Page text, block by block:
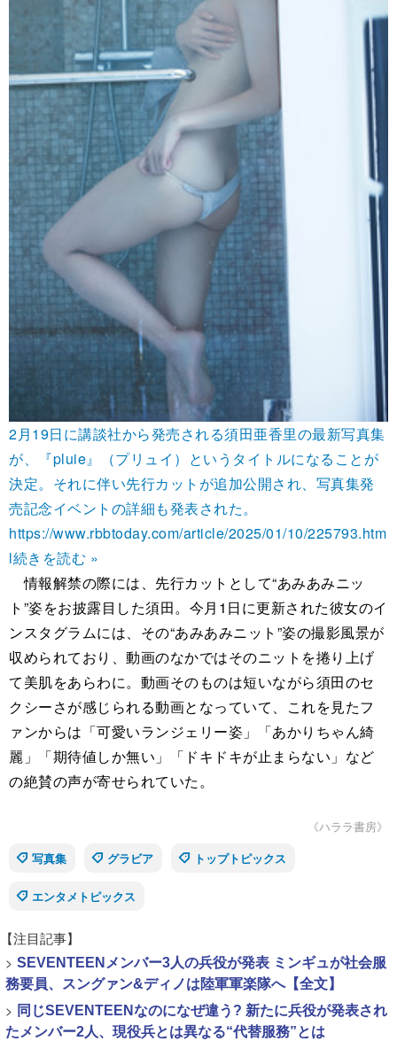
2月19日に講談社から発売される須田亜香里の最新写真集
が、『pluie』（プリュイ）というタイトルになることが
決定。それに伴い先行カットが追加公開され、写真集発
売記念イベントの詳細も発表された。
https://www.rbbtoday.com/article/2025/01/10/225793.htm
l続きを読む »
情報解禁の際には、先行カットとして“あみあみニッ
ト”姿をお披露目した須田。今月1日に更新された彼女のイ
ンスタグラムには、その“あみあみニット”姿の撮影風景が
収められており、動画のなかではそのニットを捲り上げ
て美肌をあらわに。動画そのものは短いながら須田のセ
クシーさが感じられる動画となっていて、これを見たフ
ァンからは「可愛いランジェリー姿」「あかりちゃん綺
麗」「期待値しか無い」「ドキドキが止まらない」など
の絶賛の声が寄せられていた。
《ハララ書房》
写真集
グラビア トップトピックス
エンタメトピックス
【注目記事】
> SEVENTEENメンバー3人の兵役が発表 ミンギュが社会服
務要員、スングァン&ディノは陸軍軍楽隊へ【全文】
> 同じSEVENTEENなのになぜ違う? 新たに兵役が発表され
たメンバー2人、現役兵とは異なる“代替服務”とは